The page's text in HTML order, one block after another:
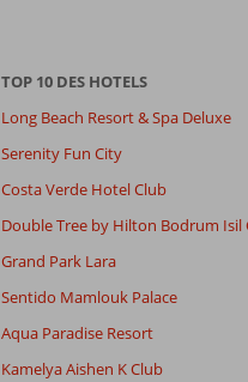
TOP 10 DES HOTELS
Long Beach Resort & Spa Deluxe
Serenity Fun City
Costa Verde Hotel Club
Double Tree by Hilton Bodrum Isil
Grand Park Lara
Sentido Mamlouk Palace
Aqua Paradise Resort
Kamelya Aishen K Club